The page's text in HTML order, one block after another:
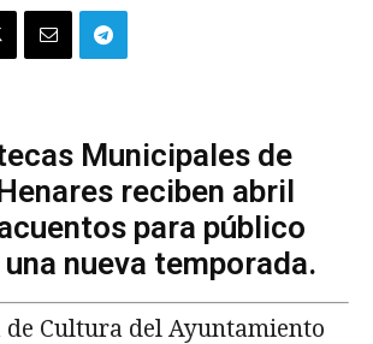
Municipales de
reciben abril
para público
nueva temporada.
de Cultura del Ayuntamiento